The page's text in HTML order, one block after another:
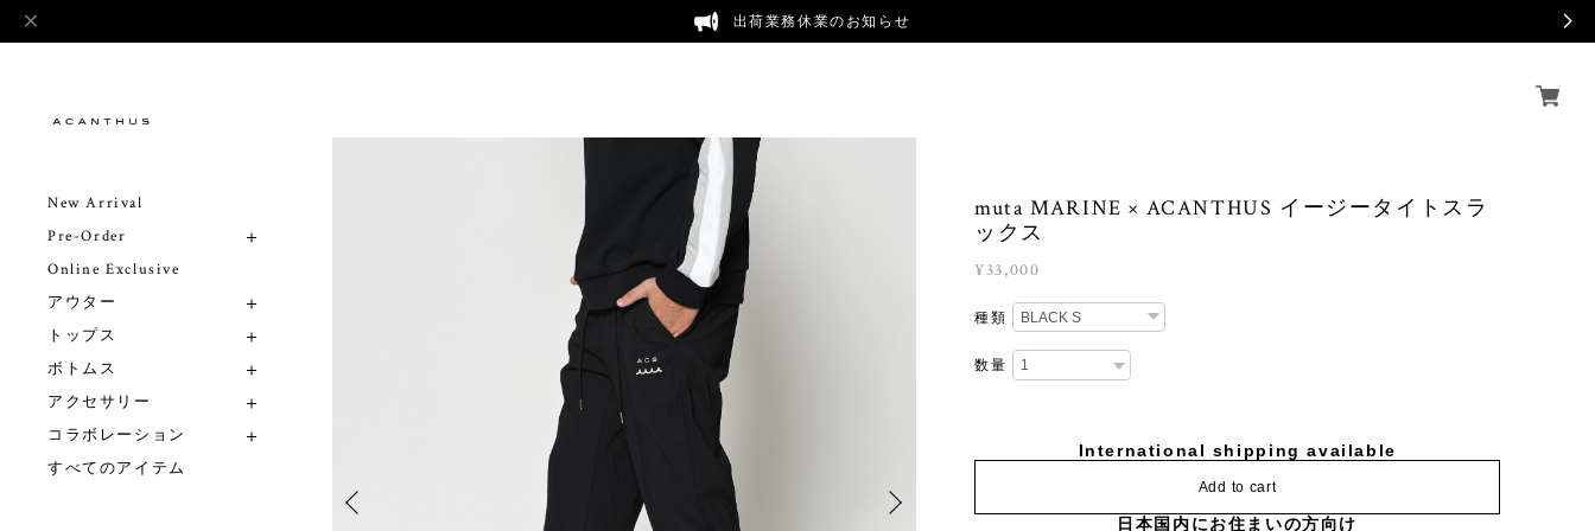
出荷業務休業のお知らせ
New Arrival
Pre-Order
Online Exclusive
アウター
トップス
ボトムス
アクセサリー
コラボレーション
すべてのアイテム
muta MARINE × ACANTHUS イージータイトスラ
ックス
¥33,000
種類
数量
International shipping available
Add to cart
日本国内にお住まいの方向け